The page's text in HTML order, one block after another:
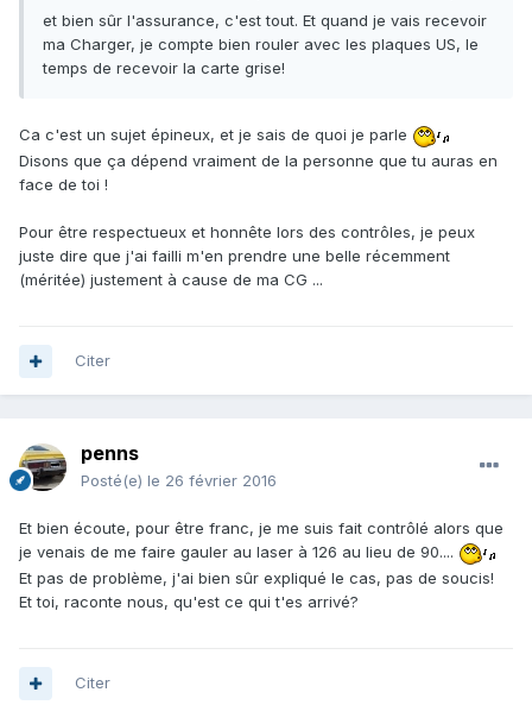
et bien sûr l'assurance, c'est tout. Et quand je vais recevoir
ma Charger, je compte bien rouler avec les plaques US, le
temps de recevoir la carte grise!
Ca c'est un sujet épineux, et je sais de quoi je parle
Disons que ça dépend vraiment de la personne que tu auras en
face de toi !
Pour être respectueux et honnête lors des contrôles, je peux
juste dire que j'ai failli m'en prendre une belle récemment
(méritée) justement à cause de ma CG ...
Citer
penns
Posté(e) le 26 février 2016
Et bien écoute, pour être franc, je me suis fait contrôlé alors que
je venais de me faire gauler au laser à 126 au lieu de 90....
Et pas de problème, j'ai bien sûr expliqué le cas, pas de soucis!
Et toi, raconte nous, qu'est ce qui t'es arrivé?
Citer